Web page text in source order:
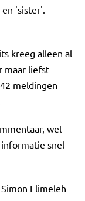
'sister'.
kreeg alleen al
maar liefst
meldingen
wel
snel
Elimeleh